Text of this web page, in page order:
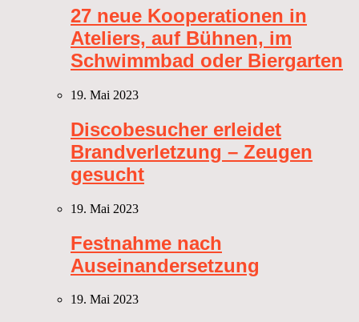
27 neue Kooperationen in
Ateliers, auf Bühnen, im
Schwimmbad oder Biergarten
19. Mai 2023
Discobesucher erleidet
Brandverletzung – Zeugen
gesucht
19. Mai 2023
Festnahme nach
Auseinandersetzung
19. Mai 2023